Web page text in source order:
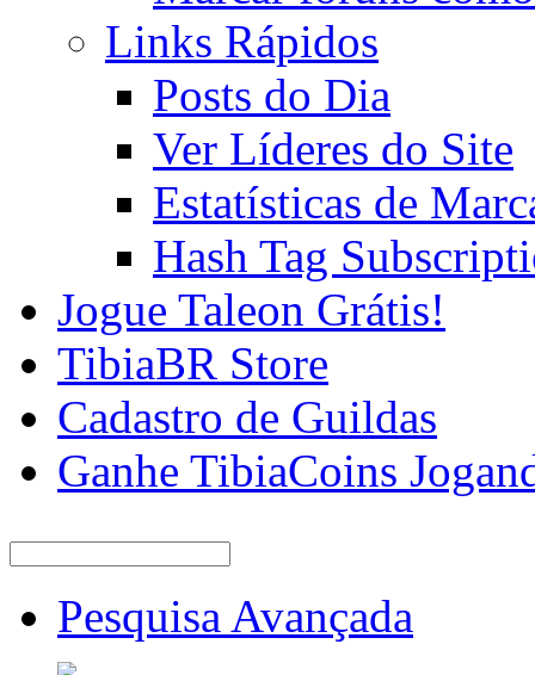
Links Rápidos
Posts do Dia
Ver Líderes do Site
Estatísticas de
Hash Tag
Jogue Taleon Grátis!
TibiaBR Store
Cadastro de Guildas
Ganhe TibiaCoins
Pesquisa Avançada